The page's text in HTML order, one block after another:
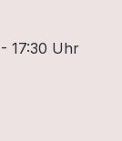
17:30 Uhr